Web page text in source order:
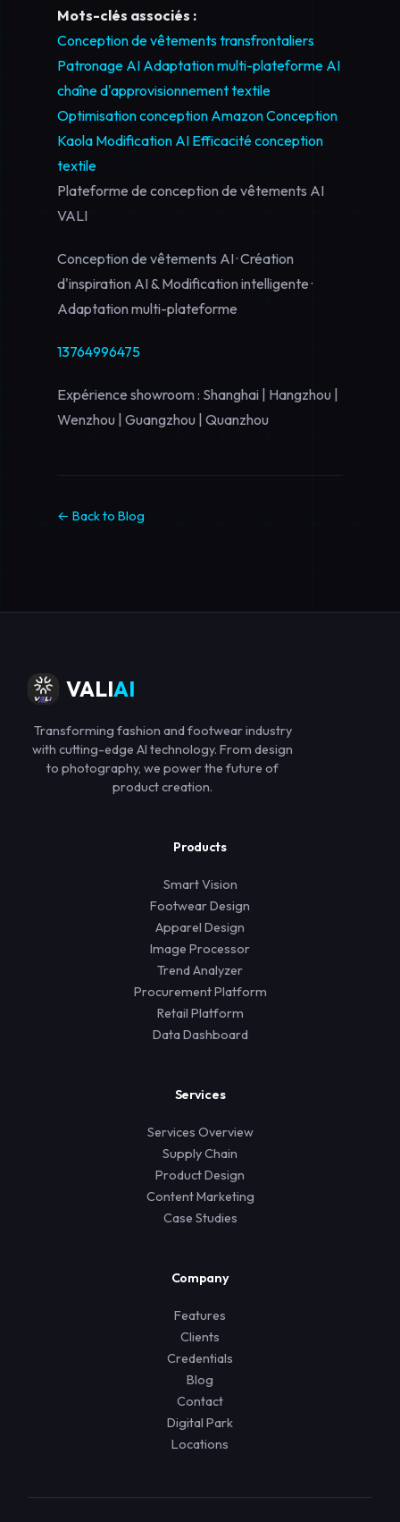
Mots-clés associés :
Conception de vêtements transfrontaliers
Patronage AI Adaptation multi-plateforme AI
chaîne d'approvisionnement textile
Optimisation conception AmazonConception
Kaola Modification AI Efficacité conception
textile
Plateforme de conception de vêtements AI
VALI
Conception de vêtements AI · Création
d'inspiration AI & Modification intelligente ·
Adaptation multi-plateforme
13764996475
Expérience showroom : Shanghai | Hangzhou |
Wenzhou | Guangzhou | Quanzhou
← Back to Blog
VALIAI
Transforming fashion and footwear industry
with cutting-edge AI technology. From design
to photography, we power the future of
product creation.
Products
Smart Vision
Footwear Design
Apparel Design
Image Processor
Trend Analyzer
Procurement Platform
Retail Platform
Data Dashboard
Services
Services Overview
Supply Chain
Product Design
Content Marketing
Case Studies
Company
Features
Clients
Credentials
Blog
Contact
Digital Park
Locations